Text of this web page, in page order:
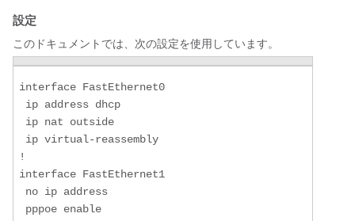
設定
このドキュメントでは、次の設定を使用しています。
interface FastEthernet0
!
interface FastEthernet1